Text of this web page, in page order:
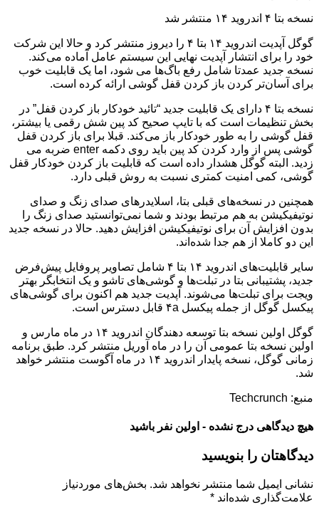
نسخه بتا ۴ اندروید ۱۴ منتشر شد
گوگل آپدیت اندروید ۱۴ بتا ۴ را دیروز منتشر کرد و حالا این شرکت
خود را برای انتشار آپدیت نهایی این سیستم عامل آماده می‌کند.
نسخه جدید عمدتا شامل رفع باگ‌ها می شود، اما یک قابلیت خوب
برای آسان‌تر کردن باز کردن قفل گوشی ارائه کرده است.
نسخه بتا ۴ دارای یک قابلیت جدید “تائید خودکار باز کردن قفل” در
بخش تنظیمات است که با تایپ صحیح کد پین شش رقمی یا بیشتر،
قفل گوشی را به طور خودکار باز می‌کند. قبلا برای باز کردن قفل
گوشی پس از وارد کردن کد پین باید روی دکمه enter ضربه می
زدید. البته گوگل هشدار داده است که قابلیت باز کردن خودکار قفل
گوشی، کمی امنیت کمتری نسبت به روش قبلی دارد.
همچنین در نسخه‌های قبلی بتا، اسلایدرهای صدای زنگ و صدای
نوتیفیکیشن به هم مرتبط بودند و شما نمی‌توانستید صدای زنگ را
بدون افزایش آن برای نوتیفیکیشن افزایش دهید. حالا در نسخه جدید
این دو کاملا از هم جدا شده‌اند.
سایر قابلیت‌های اندروید ۱۴ بتا ۴ شامل تصاویر پروفایل پیش‌فرض
جدید، پشتیبانی بتا در تبلت‌ها و گوشی‌های تاشو و یک انتخابگر بهتر
ویجت برای تبلت‌ها می‌شوند. آپدیت جدید هم اکنون برای گوشی‌های
پیکسل گوگل از جمله پیکسل ۴a قابل دسترس است.
گوگل اولین نسخه بتا توسعه دهندگان اندروید ۱۴ در ماه مارس و
اولین نسخه بتا عمومی آن را در ماه آوریل منتشر کرد. طبق برنامه
زمانی گوگل، نسخه پایدار اندروید ۱۴ در ماه آگوست منتشر خواهد
شد.
منبع: Techcrunch
هیچ دیدگاهی درج نشده - اولین نفر باشید
دیدگاهتان را بنویسید
نشانی ایمیل شما منتشر نخواهد شد. بخش‌های موردنیاز
علامت‌گذاری شده‌اند *